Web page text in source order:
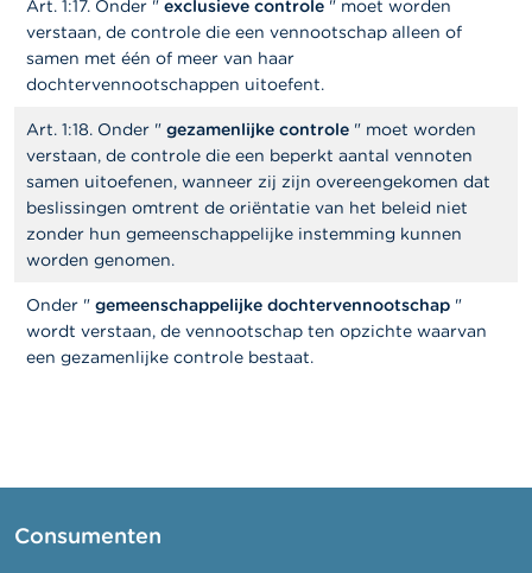
Art. 1:17. Onder " exclusieve controle " moet worden
verstaan, de controle die een vennootschap alleen of
samen met één of meer van haar
dochtervennootschappen uitoefent.
Art. 1:18. Onder " gezamenlijke controle " moet worden
verstaan, de controle die een beperkt aantal vennoten
samen uitoefenen, wanneer zij zijn overeengekomen dat
beslissingen omtrent de oriëntatie van het beleid niet
zonder hun gemeenschappelijke instemming kunnen
worden genomen.
Onder " gemeenschappelijke dochtervennootschap "
wordt verstaan, de vennootschap ten opzichte waarvan
een gezamenlijke controle bestaat.
Consumenten